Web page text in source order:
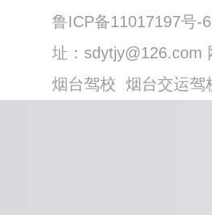
鲁ICP备11017197号-6
址：sdytjy@126.com
烟台驾校 烟台交运驾